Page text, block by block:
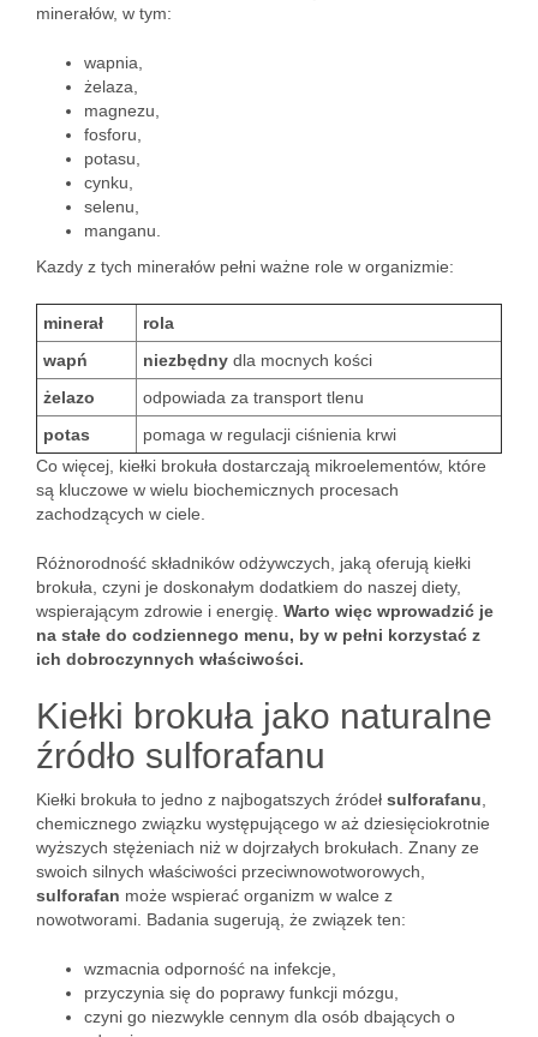
minerałów, w tym:
wapnia,
żelaza,
magnezu,
fosforu,
potasu,
cynku,
selenu,
manganu.
Kazdy z tych minerałów pełni ważne role w organizmie:
minerał
rola
wapń
niezbędny dla mocnych kości
żelazo
odpowiada za transport tlenu
potas
pomaga w regulacji ciśnienia krwi
Co więcej, kiełki brokuła dostarczają mikroelementów, które
są kluczowe w wielu biochemicznych procesach
zachodzących w ciele.
Różnorodność składników odżywczych, jaką oferują kiełki
brokuła, czyni je doskonałym dodatkiem do naszej diety,
wspierającym zdrowie i energię. Warto więc wprowadzić je
na stałe do codziennego menu, by w pełni korzystać z
ich dobroczynnych właściwości.
Kiełki brokuła jako naturalne
źródło sulforafanu
Kiełki brokuła to jedno z najbogatszych źródeł sulforafanu
chemicznego związku występującego w aż dziesięciokrotnie
wyższych stężeniach niż w dojrzałych brokułach. Znany ze
swoich silnych właściwości przeciwnowotworowych,
sulforafan może wspierać organizm w walce z
nowotworami. Badania sugerują, że związek ten:
wzmacnia odporność na infekcje,
przyczynia się do poprawy funkcji mózgu,
czyni go niezwykle cennym dla osób dbających o